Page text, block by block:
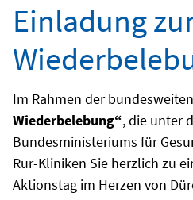
Einladung
Im Rahmen der bundesweiten
Wiederbelebung“, die unter
Bundesministeriums für
Rur-Kliniken Sie herzlich zu
Aktionstag im Herzen von